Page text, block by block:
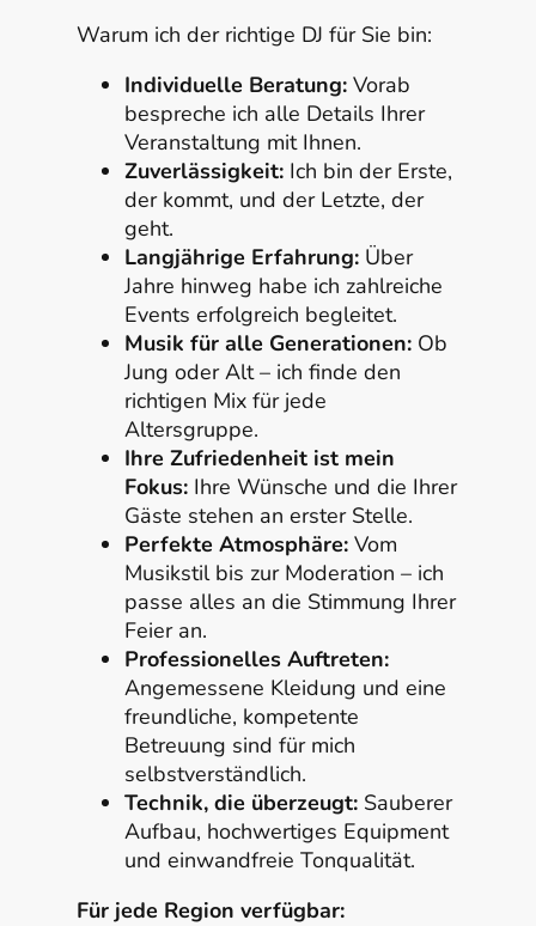
Warum ich der richtige DJ für Sie bin:
Individuelle Beratung: Vorab
bespreche ich alle Details Ihrer
Veranstaltung mit Ihnen.
Zuverlässigkeit: Ich bin der Erste,
der kommt, und der Letzte, der
geht.
Langjährige Erfahrung: Über
Jahre hinweg habe ich zahlreiche
Events erfolgreich begleitet.
Musik für alle Generationen: Ob
Jung oder Alt – ich finde den
richtigen Mix für jede
Altersgruppe.
Ihre Zufriedenheit ist mein
Fokus: Ihre Wünsche und die Ihrer
Gäste stehen an erster Stelle.
Perfekte Atmosphäre: Vom
Musikstil bis zur Moderation – ich
passe alles an die Stimmung Ihrer
Feier an.
Professionelles Auftreten:
Angemessene Kleidung und eine
freundliche, kompetente
Betreuung sind für mich
selbstverständlich.
Technik, die überzeugt: Sauberer
Aufbau, hochwertiges Equipment
und einwandfreie Tonqualität.
Für jede Region verfügbar: